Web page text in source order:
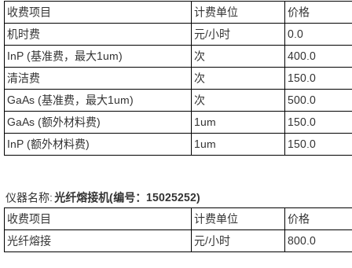
收费项目
计费单位
价格
机时费
元/小时
0.0
InP (基准费，最大1um)
次
400.0
清洁费
次
150.0
GaAs (基准费，最大1um)
次
500.0
GaAs (额外材料费)
1um
150.0
InP (额外材料费)
1um 150.0
仪器名称:光纤熔接机(编号：15025252)
收费项目
计费单位
价格
光纤熔接
元/小时 800.0